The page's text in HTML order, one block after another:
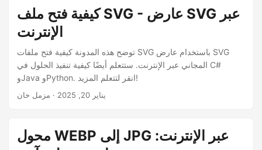
كيفية فتح ملف SVG - عارض SVG عبر
الإنترنت
توضح هذه المدونة كيفية فتح ملفات SVG باستخدام عارض SVG
المجاني عبر الإنترنت. ستتعلم أيضًا كيفية تنفيذ الحلول في C#
وJava وPython. انقر لتتعلم المزيد!
يناير 20, 2025 · مزمل خان
محول WEBP إلى JPG عبر الإنترنت: